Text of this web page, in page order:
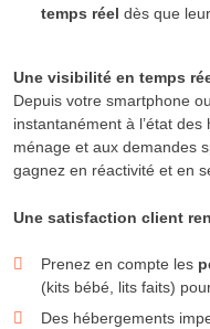
temps réel dès que
Une visibilité en temps
Depuis votre smartphone
instantanément à l’état
ménage et aux demandes
gagnez en réactivité et en
Une satisfaction client
Prenez en compte les
(kits bébé, lits faits)
Des hébergements